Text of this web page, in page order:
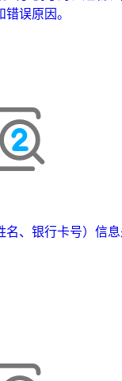
误原因。
名、银行卡号）信